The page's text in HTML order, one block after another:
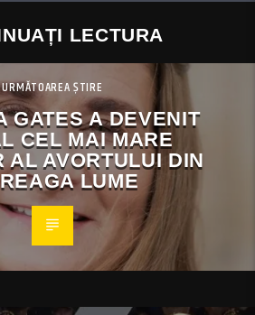
LECTURA
URMĂTOAREA ȘTIRE
GATES A DEVENIT
CEL MAI MARE
AL AVORTULUI DIN
LUME